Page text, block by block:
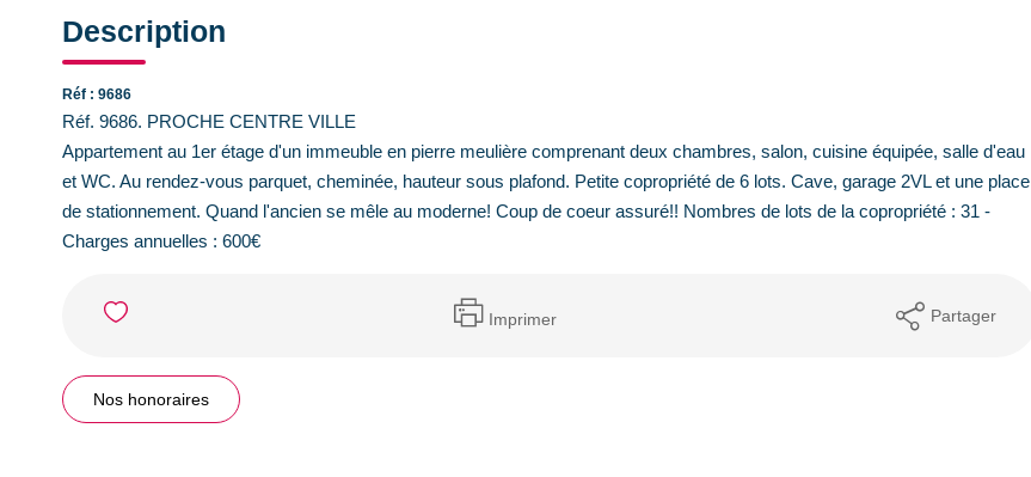
Description
Réf : 9686
Réf. 9686. PROCHE CENTRE VILLE
Appartement au 1er étage d'un immeuble en pierre meulière comprenant deux chambres, salon, cuisine équipée, salle d'eau
et WC. Au rendez-vous parquet, cheminée, hauteur sous plafond. Petite copropriété de 6 lots. Cave, garage 2VL et une place
de stationnement. Quand l'ancien se mêle au moderne! Coup de coeur assuré!! Nombres de lots de la copropriété : 31 -
Charges annuelles : 600€
Imprimer Partager
Nos honoraires